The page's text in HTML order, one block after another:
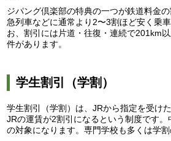
ジパング倶楽部の特典の一つが鉄道料金
急列車などに通常より2〜3割ほど安く乗
お、割引には片道・往復・連続で201km
件があります。
学生割引（学割）
学生割引（学割）は、JRから指定を受け
JRの運賃が2割引になるという制度です。
の対象になります。専門学校も多くは学割